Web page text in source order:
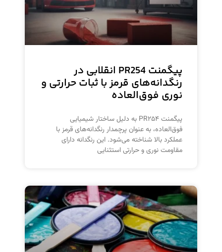
پیگمنت PR254 انقلابی در
رنگدانه‌های قرمز با ثبات حرارتی و
نوری فوق‌العاده
پیگمنت PR۲۵۴ به دلیل ساختار شیمیایی
فوق‌العاده، به عنوان پرچمدار رنگدانه‌های قرمز با
عملکرد بالا شناخته می‌شود. این رنگدانه دارای
مقاومت نوری و حرارتی استثنایی